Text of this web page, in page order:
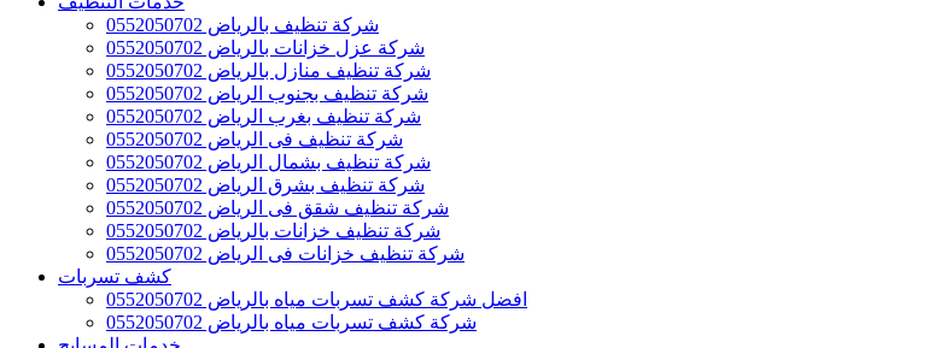
شركة تنظيف بالرياض 0552050702
شركة عزل خزانات بالرياض 0552050702
شركة تنظيف منازل بالرياض 0552050702
شركة تنظيف بجنوب الرياض 0552050702
شركة تنظيف بغرب الرياض 0552050702
شركة تنظيف فى الرياض 0552050702
شركة تنظيف بشمال الرياض 0552050702
شركة تنظيف بشرق الرياض 0552050702
شركة تنظيف شقق فى الرياض 0552050702
شركة تنظيف خزانات بالرياض 0552050702
شركة تنظيف خزانات فى الرياض 0552050702
كشف تسربات
افضل شركة كشف تسربات مياه بالرياض 0552050702
شركة كشف تسربات مياه بالرياض 0552050702